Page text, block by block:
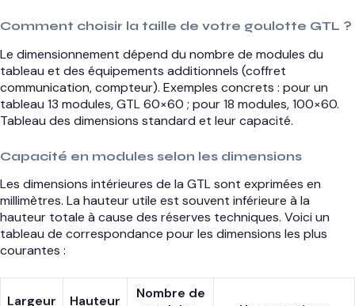
Comment choisir la taille de votre goulotte GTL ?
Le dimensionnement dépend du nombre de modules du
tableau et des équipements additionnels (coffret
communication, compteur). Exemples concrets : pour un
tableau 13 modules, GTL 60×60 ; pour 18 modules, 100×60.
Tableau des dimensions standard et leur capacité.
Capacité en modules selon les dimensions
Les dimensions intérieures de la GTL sont exprimées en
millimètres. La hauteur utile est souvent inférieure à la
hauteur totale à cause des réserves techniques. Voici un
tableau de correspondance pour les dimensions les plus
courantes :
Largeur
Hauteur
Nombre de